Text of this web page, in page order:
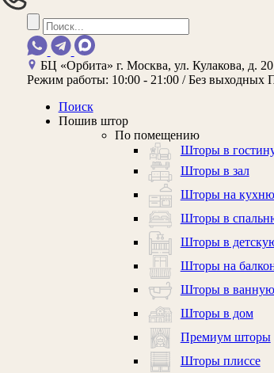
БЦ «Орбита» г. Москва, ул. Кулакова, д.
Режим работы: 10:00 - 21:00 / Без выходных
Поиск
Пошив штор
По помещению
Шторы в
Шторы в зал
Шторы на кухню
Шторы в
Шторы в
Шторы на
Шторы в ванную
Шторы в дом
Премиум шторы
Шторы плиссе